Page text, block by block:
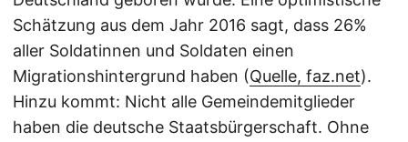
Schätzung aus dem Jahr 2016 sagt, dass 26%
aller Soldatinnen und Soldaten einen
Migrationshintergrund haben (Quelle, faz.net).
Hinzu kommt: Nicht alle Gemeindemitglieder
haben die deutsche Staatsbürgerschaft. Ohne